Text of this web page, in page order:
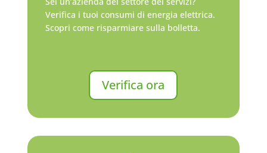
Verifica i tuoi consumi di energia elettrica.
Scopri come risparmiare sulla bolletta.
Verifica ora